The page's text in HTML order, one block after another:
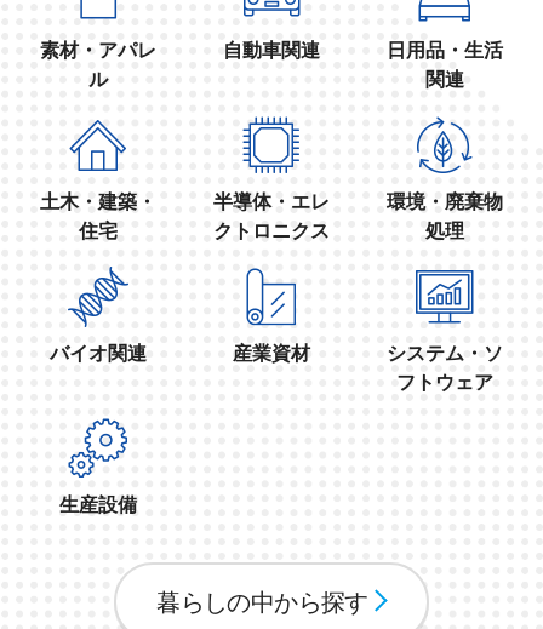
素材・アパレ
ル
自動車関連
日用品・生活
関連
土木・建築・
住宅
半導体・エレ
クトロニクス
環境・廃棄物
処理
バイオ関連 産業資材
システム・ソ
フトウェア
生産設備
暮らしの中から探す